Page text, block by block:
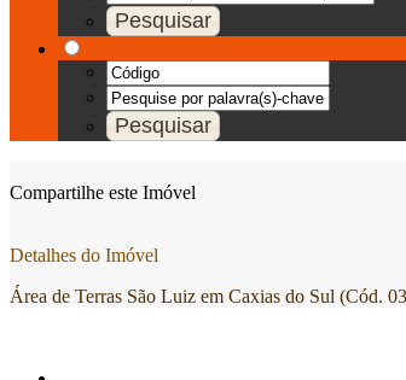
Compartilhe este Imóvel
Detalhes do Imóvel
Área de Terras São Luiz em Caxias do Sul (Cód.